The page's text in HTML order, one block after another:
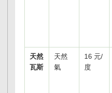
天然
瓦斯
天然
氣
16 元/
度